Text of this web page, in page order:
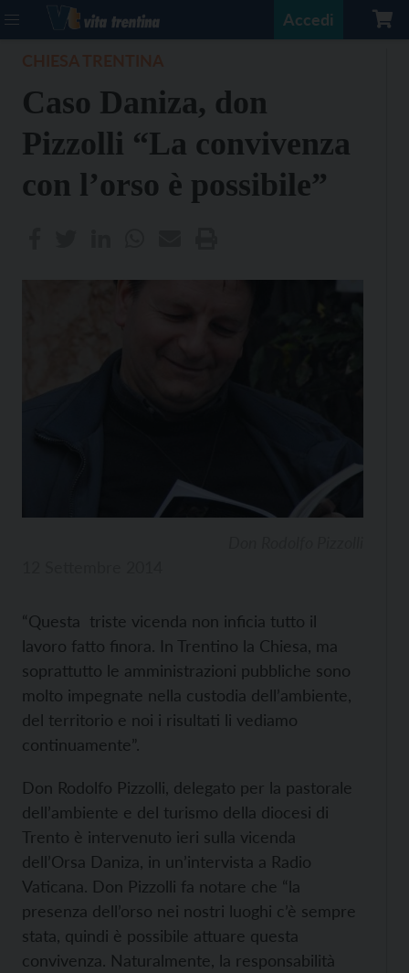
Accedi
Caso Daniza, don
Pizzolli “La convivenza
con l’orso è possibile”
“Questa triste vicenda non inficia tutto il
lavoro fatto finora. In Trentino la Chiesa, ma
soprattutto le amministrazioni pubbliche sono
molto impegnate nella custodia dell’ambiente,
del territorio e noi i risultati li vediamo
continuamente”.
Don Rodolfo Pizzolli, delegato per la pastorale
dell’ambiente e del turismo della diocesi di
Trento è intervenuto ieri sulla vicenda
dell’Orsa Daniza, in un’intervista a Radio
Vaticana. Don Pizzolli fa notare che “la
presenza dell’orso nei nostri luoghi c’è sempre
stata, quindi è possibile attuare questa
convivenza. Naturalmente, la responsabilità